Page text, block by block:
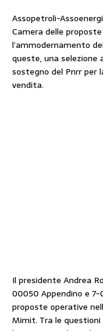
Assopetroli-
Camera delle
l’ammodernamento
queste, una selezione
sostegno del Pnrr per
vendita.
Il presidente Andrea
00050 Appendino e
proposte operative
Mimit. Tra le